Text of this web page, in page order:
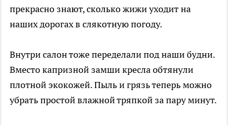
прекрасно знают, сколько жижи уходит на
наших дорогах в слякотную погоду.
Внутри салон тоже переделали под наши будни.
Вместо капризной замши кресла обтянули
плотной экокожей. Пыль и грязь теперь можно
убрать простой влажной тряпкой за пару минут.